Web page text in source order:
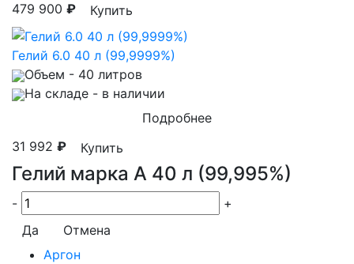
479 900 ₽ Купить
Гелий 6.0 40 л (99,9999%)
Объем - 40 литров
На складе - в наличии
Подробнее
31 992 ₽ Купить
Гелий марка А 40 л (99,995%)
-
+
Да
Отмена
Аргон